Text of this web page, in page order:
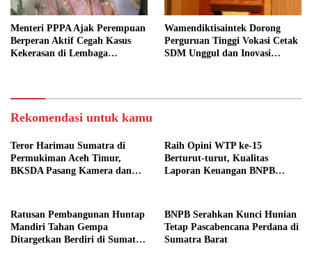
Menteri PPPA Ajak Perempuan
Berperan Aktif Cegah Kasus
Kekerasan di Lembaga
Wamendiktisaintek Dorong
Perguruan Tinggi Vokasi Cetak
SDM Unggul dan Inovasi
Rekomendasi untuk kamu
Teror Harimau Sumatra di
Permukiman Aceh Timur,
BKSDA Pasang Kamera dan
Raih Opini WTP ke-15
Berturut-turut, Kualitas
Laporan Keuangan BNPB
Ratusan Pembangunan Huntap
Mandiri Tahan Gempa
Ditargetkan Berdiri di Sumatra
BNPB Serahkan Kunci Hunian
Tetap Pascabencana Perdana di
Sumatra Barat